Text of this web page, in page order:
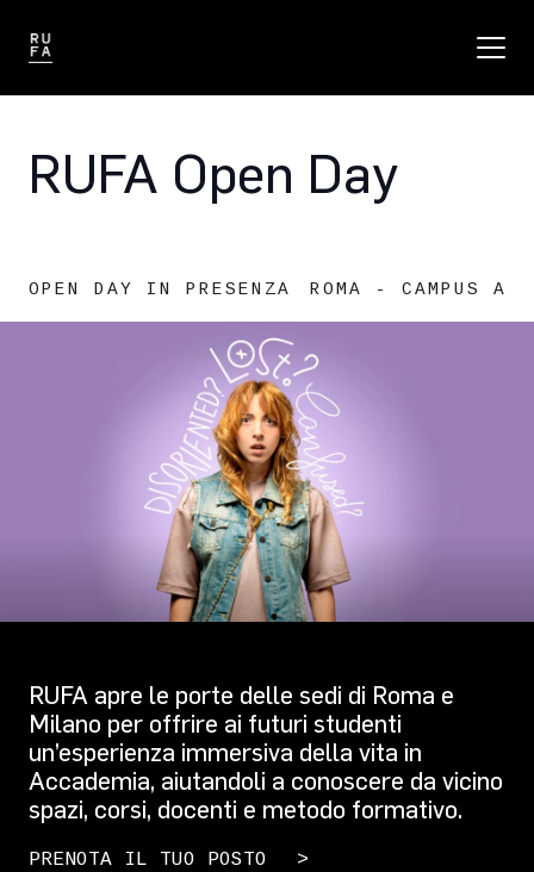
RUFA Open Day
OPEN DAY IN PRESENZA ROMA - CAMPUS
RUFA apre le porte delle sedi di Roma e
Milano per offrire ai futuri studenti
un’esperienza immersiva della vita in
Accademia, aiutandoli a conoscere da vicino
spazi, corsi, docenti e metodo formativo.
PRENOTA IL TUO POSTO